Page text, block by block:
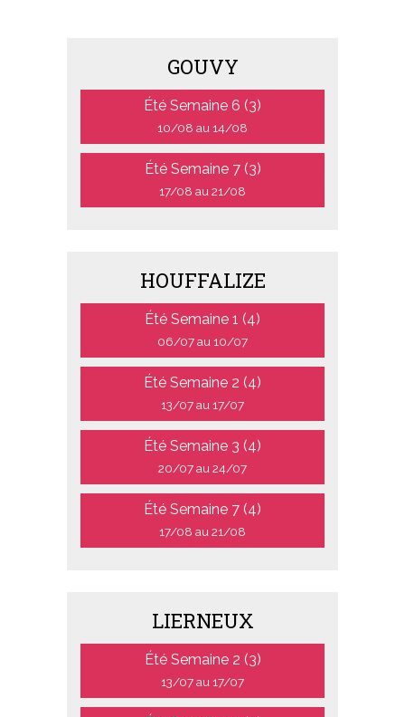
GOUVY
Été Semaine 6 (3)
10/08 au 14/08
Été Semaine 7 (3)
17/08 au 21/08
HOUFFALIZE
Été Semaine 1 (4)
06/07 au 10/07
Été Semaine 2 (4)
13/07 au 17/07
Été Semaine 3 (4)
20/07 au 24/07
Été Semaine 7 (4)
17/08 au 21/08
LIERNEUX
Été Semaine 2 (3)
13/07 au 17/07